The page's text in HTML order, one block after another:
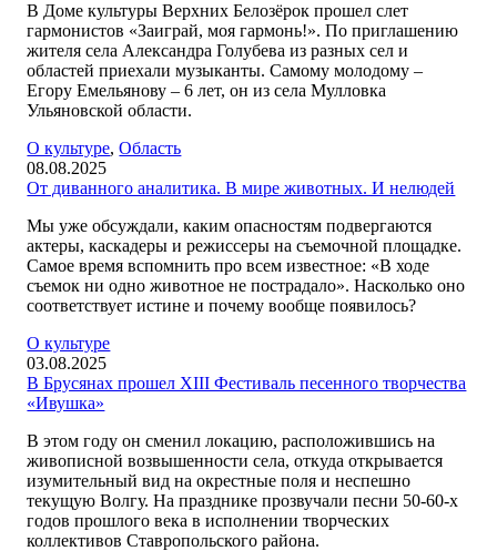
В Доме культуры Верхних Белозёрок прошел слет
гармонистов «Заиграй, моя гармонь!». По приглашению
жителя села Александра Голубева из разных сел и
областей приехали музыканты. Самому молодому –
Егору Емельянову – 6 лет, он из села Мулловка
Ульяновской области.
О культуре,Область
08.08.2025
От диванного аналитика. В мире животных. И нелюдей
Мы уже обсуждали, каким опасностям подвергаются
актеры, каскадеры и режиссеры на съемочной площадке.
Самое время вспомнить про всем известное: «В ходе
съемок ни одно животное не пострадало». Насколько оно
соответствует истине и почему вообще появилось?
О культуре
03.08.2025
В Брусянах прошел XIII Фестиваль песенного творчества
«Ивушка»
В этом году он сменил локацию, расположившись на
живописной возвышенности села, откуда открывается
изумительный вид на окрестные поля и неспешно
текущую Волгу. На празднике прозвучали песни 50-60-х
годов прошлого века в исполнении творческих
коллективов Ставропольского района.